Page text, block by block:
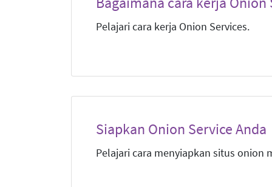
Pelajari cara kerja Onion Services.
Siapkan Onion Service Anda
Pelajari cara menyiapkan situs onion